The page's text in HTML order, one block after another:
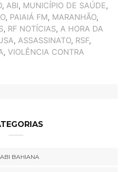
, ABI, MUNICÍPIO DE SAÚDE,
, PAIAIÁ FM, MARANHÃO,
, RF NOTÍCIAS, A HORA DA
, ASSASSINATO, RSF,
, VIOLÊNCIA CONTRA
ABI BAHIANA